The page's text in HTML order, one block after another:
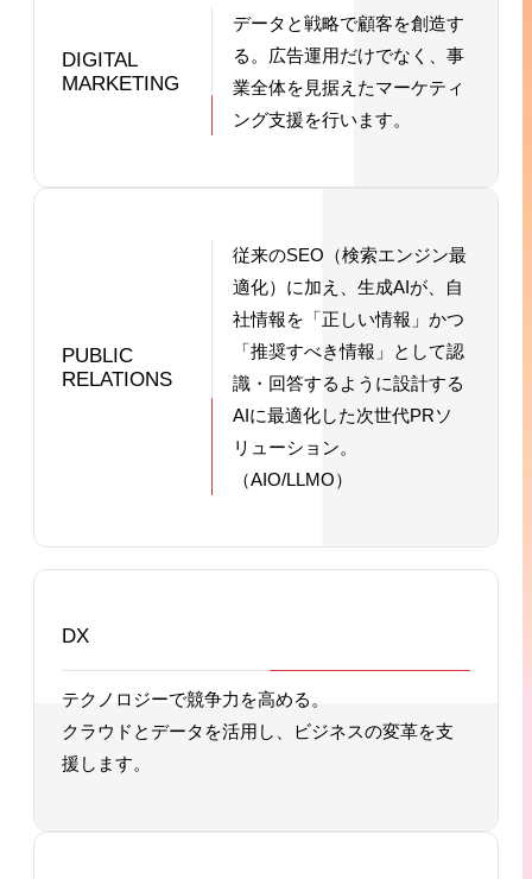
DIGITAL
MARKETING
データと戦略で顧客を創造す
る。 広告運用だけでなく、事
業全体を見据えたマーケティ
ング支援を行います。
PUBLIC
RELATIONS
従来のSEO（検索エンジン最
適化）に加え、生成AIが、自
社情報を「正しい情報」かつ
「推奨すべき情報」として認
識・回答するように設計する
AIに最適化した次世代PRソ
リューション。
（AIO/LLMO）
DX
テクノロジーで競争力を高める。
クラウドとデータを活用し、ビジネスの変革を支
援します。